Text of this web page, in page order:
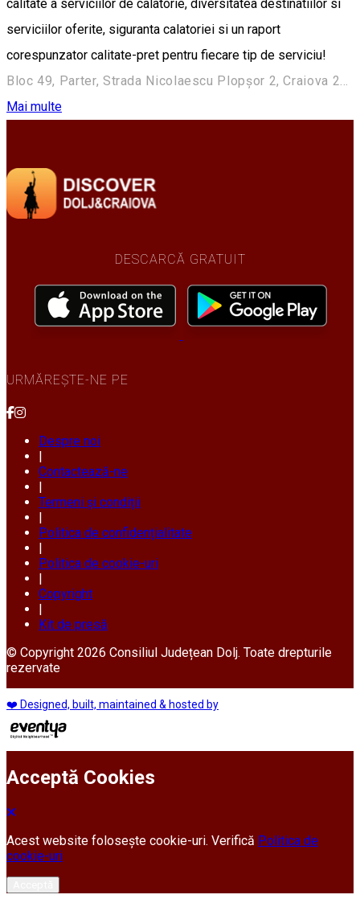
calitate a serviciilor de calatorie, diversitatea destinatiilor si
serviciilor oferite, siguranta calatoriei si un raport
corespunzator calitate-pret pentru fiecare tip de serviciu!
Bloc 49, Parter, Strada Nicolaescu Plopşor 2, Craiova 200733, Romania
Mai multe
DESCARCĂ GRATUIT
URMĂREȘTE-NE PE
Despre noi
|
Contactează-ne
|
Termeni și condiții
|
Politica de confidențialitate
|
Politica de cookie-uri
|
Copyright
|
Kit de presă
© Copyright 2026 Consiliul Județean Dolj. Toate drepturile
rezervate
❤️ Designed, built, maintained & hosted by
Acceptă Cookies
Acest website folosește cookie-uri. Verifică Politica de
cookie-uri